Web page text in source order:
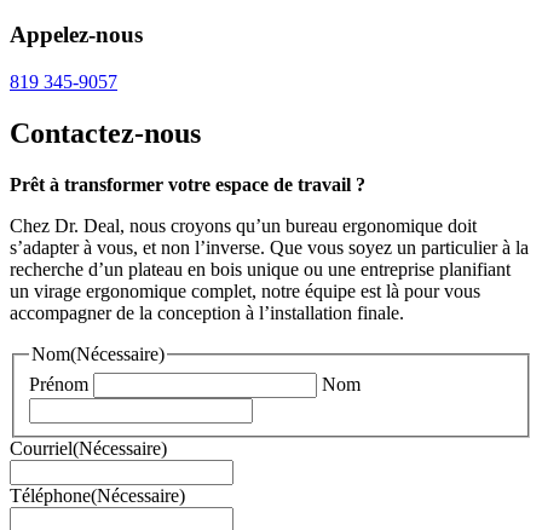
Appelez-nous
819 345-9057
Contactez-nous
Prêt à transformer votre espace de travail ?
Chez Dr. Deal, nous croyons qu’un bureau ergonomique doit
s’adapter à vous, et non l’inverse. Que vous soyez un particulier à la
recherche d’un plateau en bois unique ou une entreprise planifiant
un virage ergonomique complet, notre équipe est là pour vous
accompagner de la conception à l’installation finale.
Nom(Nécessaire)
Prénom
Nom
Courriel(Nécessaire)
Téléphone(Nécessaire)